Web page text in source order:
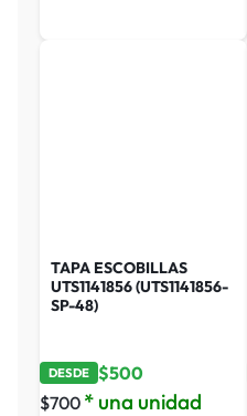
TAPA ESCOBILLAS
UTS1141856 (UTS1141856-
SP-48)
DESDE $500
$700 * una unidad